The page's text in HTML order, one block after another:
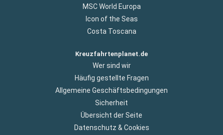
MSC World Europa
Icon of the Seas
Costa Toscana
Kreuzfahrtenplanet.de
Wer sind wir
Häufig gestellte Fragen
Allgemeine Geschäftsbedingungen
Sicherheit
Übersicht der Seite
Datenschutz & Cookies